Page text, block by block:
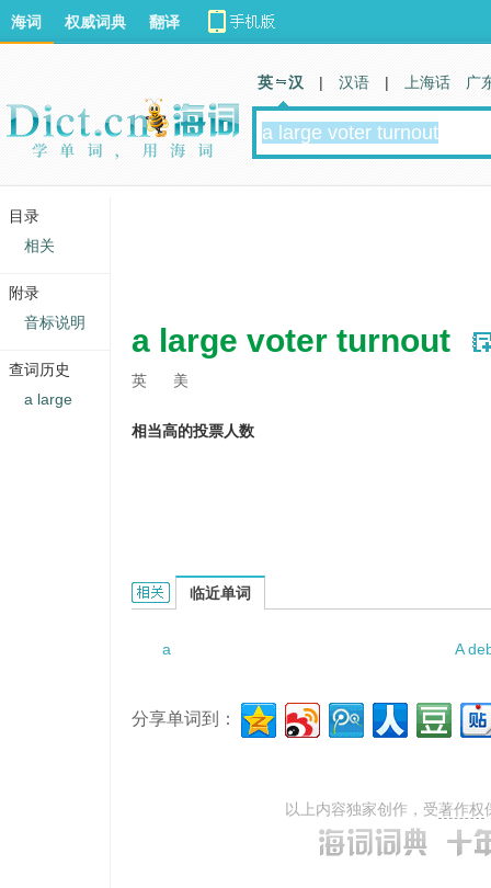
a large voter turnout
英 美
相当高的投票人数
a large voter turnout的相关资料：
临近单词
a A
分享单词到：
以上内容独家创作，受著作权
海词 权威词典 翻译
英 汉 | 汉语 | 上海话 广
目录
相关
附录
音标说明
查词历史
a large